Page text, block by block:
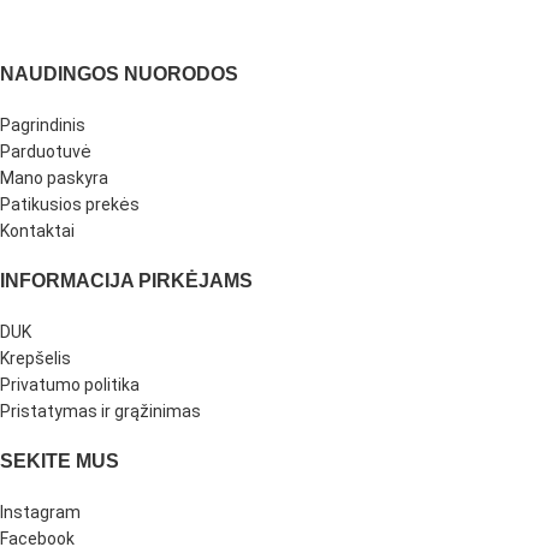
NAUDINGOS NUORODOS
Pagrindinis
Parduotuvė
Mano paskyra
Patikusios prekės
Kontaktai
INFORMACIJA PIRKĖJAMS
DUK
Krepšelis
Privatumo politika
Pristatymas ir grąžinimas
SEKITE MUS
Instagram
Facebook